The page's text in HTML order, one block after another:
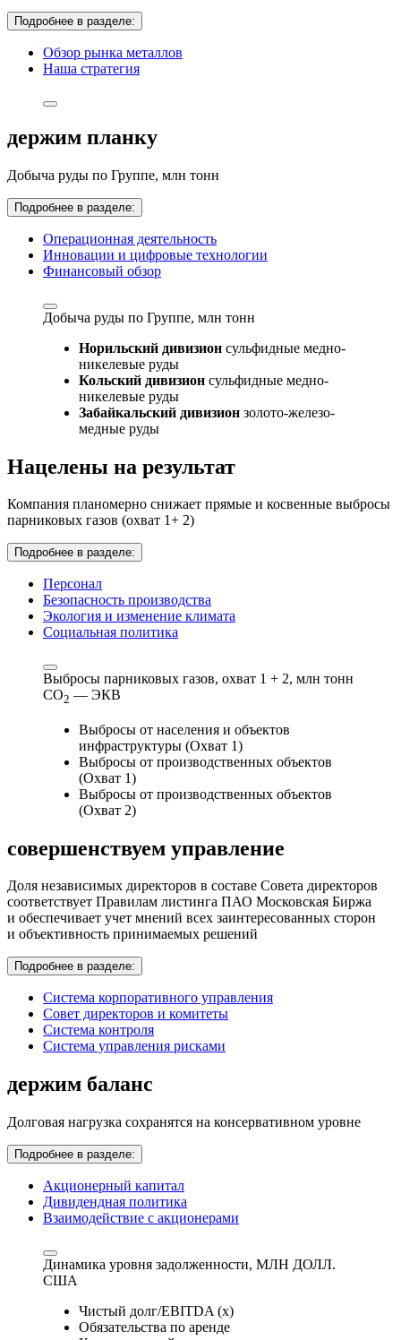
Подробнее в разделе:
Обзор рынка металлов
Наша стратегия
держим планку
Добыча руды по Группе, млн тонн
Подробнее в разделе:
Операционная деятельность
Инновации и цифровые технологии
Финансовый обзор
Добыча руды по Группе, млн тонн
Норильский дивизион сульфидные медно-
никелевые руды
Кольский дивизион сульфидные медно-
никелевые руды
Забайкальский дивизион золото-железо-
медные руды
Нацелены на результат
Компания планомерно снижает прямые и косвенные выбросы
парниковых газов (охват 1+ 2)
Подробнее в разделе:
Персонал
Безопасность производства
Экология и изменение климата
Социальная политика
Выбросы парниковых газов, охват 1 + 2, млн тонн
СО2 — ЭКВ
Выбросы от населения и объектов
инфраструктуры (Охват 1)
Выбросы от производственных объектов
(Охват 1)
Выбросы от производственных объектов
(Охват 2)
совершенствуем управление
Доля независимых директоров в составе Совета директоров
соответствует Правилам листинга ПАО Московская Биржа
и обеспечивает учет мнений всех заинтересованных сторон
и объективность принимаемых решений
Подробнее в разделе:
Система корпоративного управления
Совет директоров и комитеты
Система контроля
Система управления рисками
держим баланс
Долговая нагрузка сохранятся на консервативном уровне
Подробнее в разделе:
Акционерный капитал
Дивидендная политика
Взаимодействие с акционерами
Динамика уровня задолженности, МЛН ДОЛЛ.
США
Чистый долг/EBITDA (x)
Обязательства по аренде